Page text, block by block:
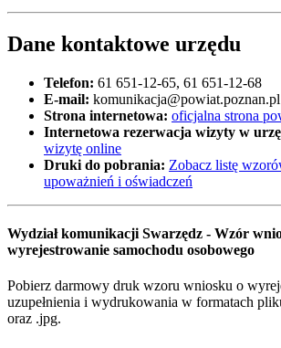
Dane kontaktowe urzędu
Telefon: 61 651-12-65, 61 651-12-68
E-mail: komunikacja@powiat.poznan.pl
Strona internetowa: oficjalna strona
Internetowa rezerwacja wizyty w
wizytę online
Druki do pobrania: Zobacz listę
upoważnień i oświadczeń
Wydział komunikacji Swarzędz - Wzór
wyrejestrowanie samochodu osobowego
Pobierz darmowy druk wzoru wniosku o
uzupełnienia i wydrukowania w formatach
oraz .jpg.